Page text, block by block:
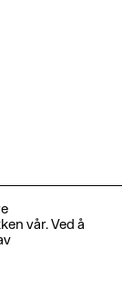
vår. Ved å